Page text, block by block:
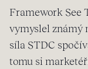
Framework See
vymyslel známý
síla STDC
tomu si